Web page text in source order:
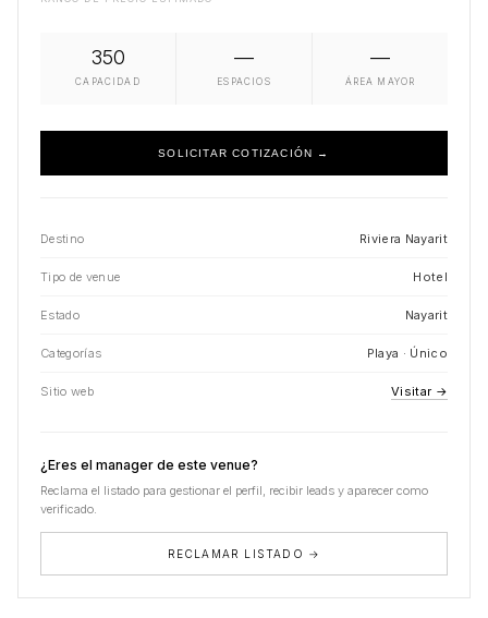
350
CAPACIDAD
—
ESPACIOS
—
ÁREA MAYOR
SOLICITAR COTIZACIÓN →
Destino Riviera Nayarit
Tipo de venue Hotel
Estado Nayarit
Categorías Playa · Único
Sitio web Visitar →
¿Eres el manager de este venue?
Reclama el listado para gestionar el perfil, recibir leads y aparecer como
verificado.
RECLAMAR LISTADO →